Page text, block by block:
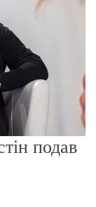
о
и
м
у
подав